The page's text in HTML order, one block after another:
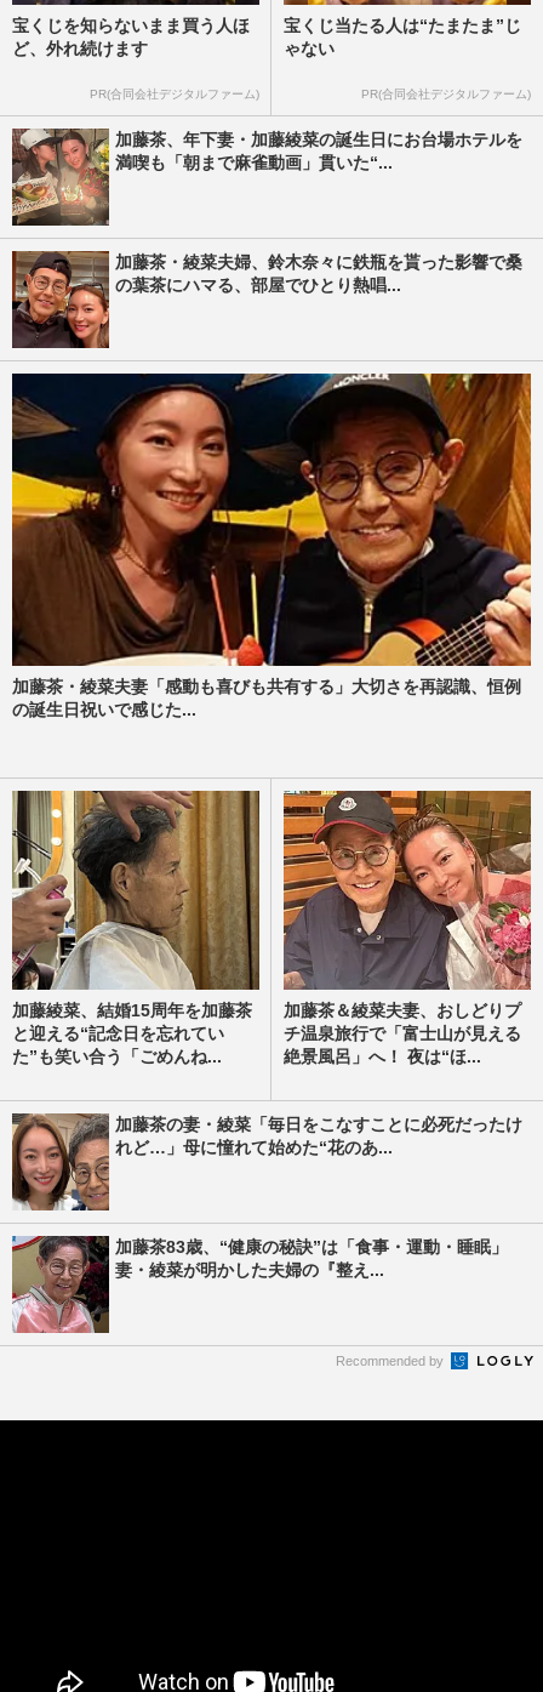
宝くじを知らないまま買う人ほ
ど、外れ続けます
PR(合同会社デジタルファーム)
宝くじ当たる人は“たまたま”じ
ゃない
PR(合同会社デジタルファーム)
加藤茶、年下妻・加藤綾菜の誕生日にお台場ホテルを
満喫も「朝まで麻雀動画」貫いた“...
加藤茶・綾菜夫婦、鈴木奈々に鉄瓶を貰った影響で桑
の葉茶にハマる、部屋でひとり熱唱...
加藤茶・綾菜夫妻「感動も喜びも共有する」大切さを再認識、恒例
の誕生日祝いで感じた...
加藤綾菜、結婚15周年を加藤茶
と迎える“記念日を忘れてい
た”も笑い合う「ごめんね...
加藤茶＆綾菜夫妻、おしどりプ
チ温泉旅行で「富士山が見える
絶景風呂」へ！ 夜は“ほ...
加藤茶の妻・綾菜「毎日をこなすことに必死だったけ
れど…」母に憧れて始めた“花のあ...
加藤茶83歳、“健康の秘訣”は「食事・運動・睡眠」
妻・綾菜が明かした夫婦の『整え...
Recommended by